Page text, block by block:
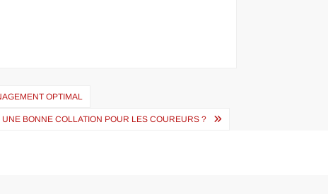
OPTIMAL
BONNE COLLATION POUR LES COUREURS ?